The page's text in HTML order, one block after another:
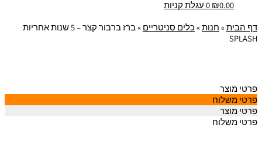
₪0.00
0 עגלת קניות
דף הבית» חנות» כלים סניטריים »
ברז ברבור קצר – 5 שנות אחריות
SPLASH
פרטי מוצר
פרטי משלוח
פרטי מוצר
פרטי משלוח